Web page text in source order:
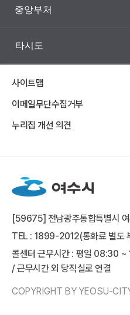
중앙부처
타시도
사이트맵
이메일무단수집거부
누리집 개선 의견
[59675] 전남광주통합특별시
TEL : 1899-2012(통화료 별도
콜센터 근무시간 : 평일 08:30
/ 근무시간 외 당직실로 연결
COPYRIGHT BY YEOSU-